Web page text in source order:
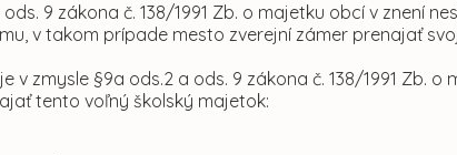
9 zákona č. 138/1991 Zb. o majetku obcí v znení
v takom prípade mesto zverejní zámer prenajať
v zmysle §9a ods.2 a ods. 9 zákona č. 138/1991 Zb.
tento voľný školský majetok: